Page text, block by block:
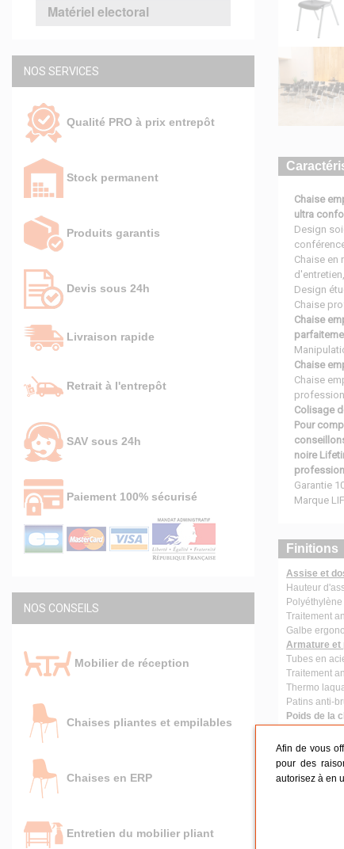
Matériel electoral
NOS SERVICES
Qualité PRO à prix entrepôt
Stock permanent
Produits garantis
Devis sous 24h
Livraison rapide
Retrait à l'entrepôt
SAV sous 24h
Paiement 100% sécurisé
NOS CONSEILS
Mobilier de réception
Chaises pliantes et empilables
Chaises en ERP
Entretien du mobilier pliant
Chaise
ultra
Design
Chaise en
Design
Chaise
Chaise
Chaise
Chaise
Colisage
Pour
noire
Garantie
Marque
Finitions
Assise et
Hauteur
Traitement
Galbe
Armature et
Tubes en
Traitement
Thermo
Patins anti-
Poids de la
Conseils
Afin de vous
pour des
autorisez à en